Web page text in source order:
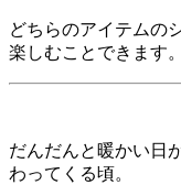
どちらのアイテムの
楽しむことできます。
だんだんと暖かい日
わってくる頃。